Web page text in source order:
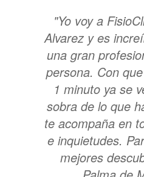
"Yo voy a
Alvarez y es
una gran
persona. Con
1 minuto ya se
sobra de lo que
te acompaña en
e inquietudes.
mejores